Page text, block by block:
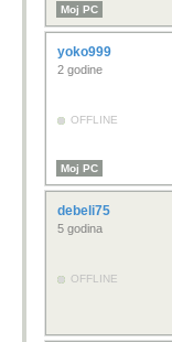
Moj PC
yoko999
2 godine
OFFLINE
Moj PC
debeli75
5 godina
OFFLINE